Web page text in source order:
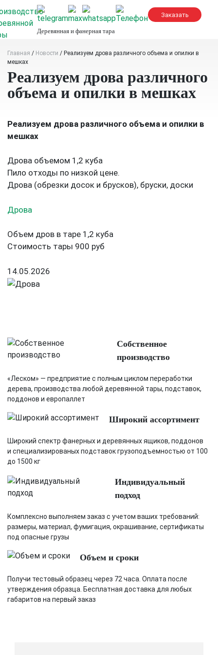
to
content
Деревянная и фанерная тара
Главная / Новости / Реализуем дрова различного объема и опилки в
мешках
Реализуем дрова различного
объема и опилки в мешках
Реализуем дрова различного объема и опилки в
мешках
Дрова объемом 1,2 куба
Пило отходы по низкой цене.
Дрова (обрезки досок и брусков), бруски, доски
Дрова
Объем дров в таре 1,2 куба
Стоимость тары 900 руб
14.05.2026
Собственное
производство
«Леском» — предприятие с полным циклом переработки
дерева, производства любой деревянной тары, подставок,
поддонов и европаллет
Широкий ассортимент
Широкий спектр фанерных и деревянных ящиков, поддонов
и специализированых подставок грузоподъемностью от 100
до 1500 кг
Индивидуальный
подход
Комплексно выполняем заказ с учетом ваших требований:
размеры, материал, фумигация, окрашивание, сертификаты
под опасные грузы
Объем и сроки
Получи тестовый образец через 72 часа. Оплата после
утверждения образца. Бесплатная доставка для любых
габаритов на первый заказ